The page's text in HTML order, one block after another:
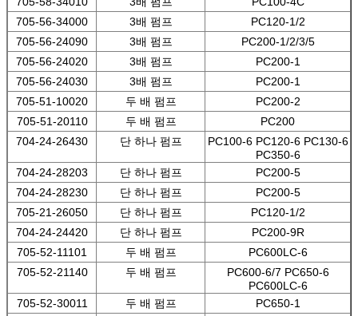
705-56-34000
3배 펌프
PC120-1/2
705-56-24090
3배 펌프
PC200-1/2/3/5
705-56-24020
3배 펌프
PC200-1
705-56-24030
3배 펌프
PC200-1
705-51-10020
두 배 펌프
PC200-2
705-51-20110
두 배 펌프
PC200
704-24-26430
단 하나 펌프
PC100-6 PC120-6 PC130-6
PC350-6
704-24-28203
단 하나 펌프
PC200-5
704-24-28230
단 하나 펌프
PC200-5
705-21-26050
단 하나 펌프
PC120-1/2
704-24-24420
단 하나 펌프
PC200-9R
705-52-11101
두 배 펌프
PC600LC-6
705-52-21140
두 배 펌프
PC600-6/7 PC650-6
PC600LC-6
705-52-30011
두 배 펌프
PC650-1